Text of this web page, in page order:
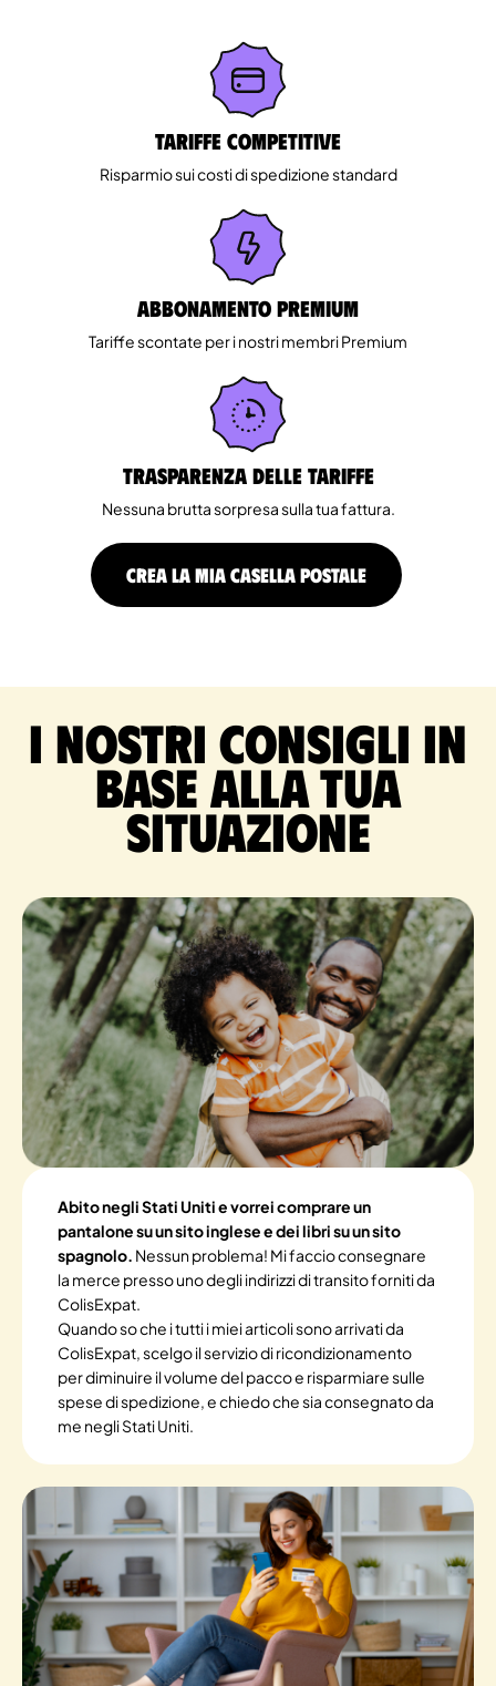
Tariffe competitive
Risparmio sui costi di spedizione standard
Abbonamento Premium
Tariffe scontate per i nostri membri Premium
Trasparenza delle tariffe
Nessuna brutta sorpresa sulla tua fattura.
CREA LA MIA CASELLA POSTALE
I nostri consigli in
base alla tua
situazione
Abito negli Stati Uniti e vorrei comprare un
pantalone su un sito inglese e dei libri su un sito
spagnolo. Nessun problema! Mi faccio consegnare
la merce presso uno degli indirizzi di transito forniti da
ColisExpat.
Quando so che i tutti i miei articoli sono arrivati da
ColisExpat, scelgo il servizio di ricondizionamento
per diminuire il volume del pacco e risparmiare sulle
spese di spedizione, e chiedo che sia consegnato da
me negli Stati Uniti.